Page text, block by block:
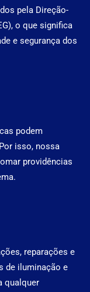
pela Direção-
o que significa
e segurança dos
podem
isso, nossa
providências
reparações e
de iluminação e
qualquer